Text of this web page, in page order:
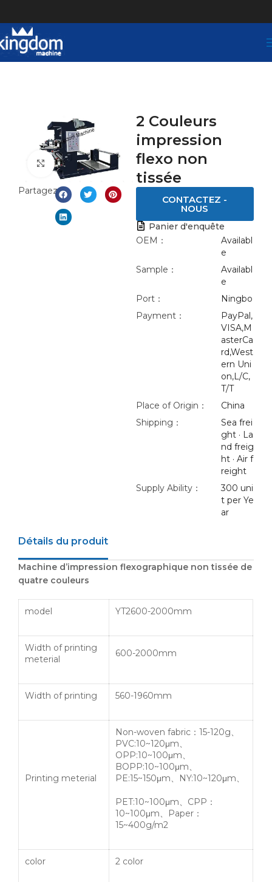
Click to enlarge
Partagez:
2 Couleurs
impression
flexo non
tissée
CONTACTEZ -
NOUS
Panier d'enquête
OEM：
Availabl
e
Sample：
Availabl
e
Port：
Ningbo
Payment：
PayPal,
VISA,M
asterCa
rd,West
ern Uni
on,L/C,
T/T
Place of Origin：
China
Shipping：
Sea frei
ght · La
nd freig
ht · Air f
reight
Supply Ability：
300 uni
t per Ye
ar
Détails du produit
Machine d’impression flexographique non tissée de
quatre couleurs
model YT2600-2000mm
Width of printing
meterial
600-2000mm
Width of printing 560-1960mm
Printing meterial
Non-woven fabric ： 15-120g、
PVC:10~120μm、
OPP:10~100μm、
BOPP:10~100μm、
PE:15~150μm、 NY:10~120μm、
PET:10~100μm、 CPP ：
10~100μm、 Paper ：
15~400g/m2
color 2 color